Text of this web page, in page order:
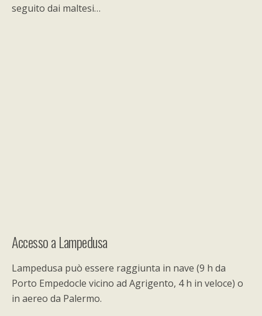
seguito dai maltesi…
Accesso a Lampedusa
Lampedusa può essere raggiunta in nave (9 h da
Porto Empedocle vicino ad Agrigento, 4 h in veloce) o
in aereo da Palermo.